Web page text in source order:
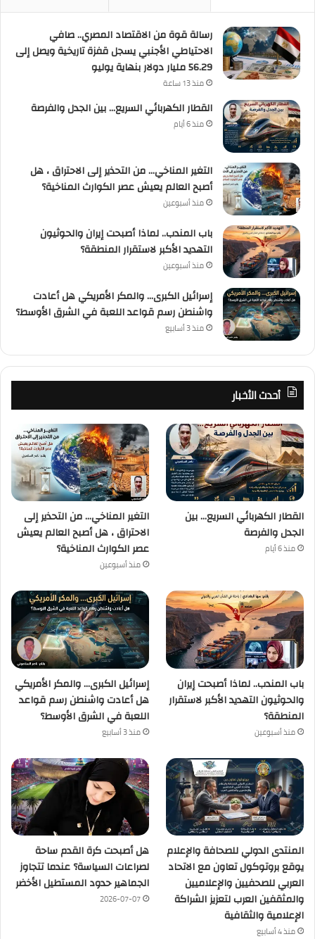
رسالة قوة من الاقتصاد المصري.. صافي
الاحتياطي الأجنبي يسجل قفزة تاريخية ويصل إلى
56.29 مليار دولار بنهاية يوليو
منذ 13 ساعة
القطار الكهربائي السريع… بين الجدل والفرصة
منذ 6 أيام
التغير المناخي… من التحذير إلى الاحتراق ، هل
أصبح العالم يعيش عصر الكوارث المناخية؟
منذ أسبوعين
باب المندب.. لماذا أصبحت إيران والحوثيون
التهديد الأكبر لاستقرار المنطقة؟
منذ أسبوعين
إسرائيل الكبرى… والمكر الأمريكي هل أعادت
واشنطن رسم قواعد اللعبة في الشرق الأوسط؟
منذ 3 أسابيع
أحدث الأخبار
القطار الكهربائي السريع… بين
الجدل والفرصة
منذ 6 أيام
التغير المناخي… من التحذير إلى
الاحتراق ، هل أصبح العالم يعيش
عصر الكوارث المناخية؟
منذ أسبوعين
باب المندب.. لماذا أصبحت إيران
والحوثيون التهديد الأكبر لاستقرار
المنطقة؟
منذ أسبوعين
إسرائيل الكبرى… والمكر الأمريكي
هل أعادت واشنطن رسم قواعد
اللعبة في الشرق الأوسط؟
منذ 3 أسابيع
المنتدى الدولي للصحافة والإعلام
يوقع بروتوكول تعاون مع الاتحاد
العربي للصحفيين والإعلاميين
والمثقفين العرب لتعزيز الشراكة
الإعلامية والثقافية
منذ 4 أسابيع
هل أصبحت كرة القدم ساحة
لصراعات السياسة؟ عندما تتجاوز
الجماهير حدود المستطيل الأخضر
2026-07-07